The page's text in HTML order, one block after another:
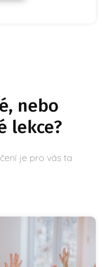
nebo
lekce?
je pro vás ta